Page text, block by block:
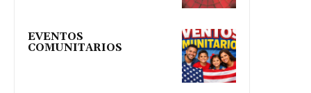
EVENTOS
COMUNITARIOS